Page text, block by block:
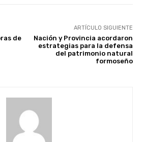
de
ARTÍCULO SIGUIENTE
Nación y Provincia acordaron
estrategias para la defensa
del patrimonio natural
formoseño